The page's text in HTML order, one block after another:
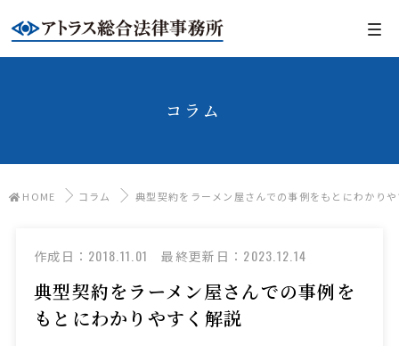
コラム
HOME コラム 典型契約をラーメン屋さんでの事例をもとにわかり
作成日： 2018.11.01 最終更新日： 2023.12.14
典型契約をラーメン屋さんでの事例を
もとにわかりやすく解説